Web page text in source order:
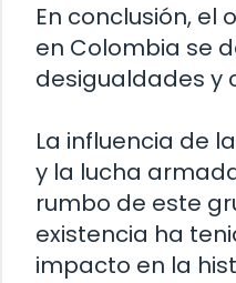
En conclusión, el
en Colombia se
desigualdades y
La influencia de
y la lucha
rumbo de este
existencia ha
impacto en la